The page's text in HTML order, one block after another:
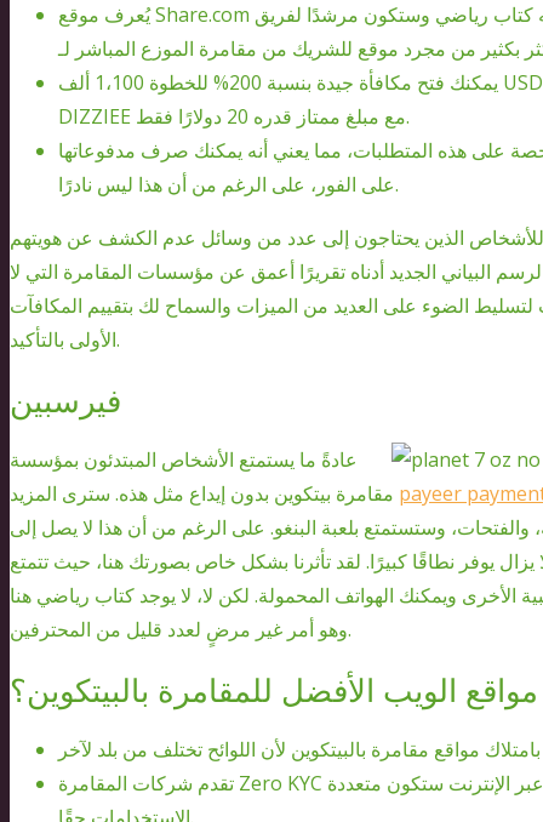
يُعرف موقع Share.com في الواقع بين المعجبين بالأنشطة على أنه كتاب رياضي وستكون مرشدًا لفريق Everton FC،
يمكنك فتح مكافأة جيدة بنسبة 200% للخطوة 1،100 ألف USDT, 200 دورة مجانية تمامًا باستخدام كلمة المرور
DIZZIEE مع مبلغ ممتاز قدره 20 دولارًا فقط.
على هذه المتطلبات، مما يعني أنه يمكنك صرف مدفوعاتها
على الفور، على الرغم من أن هذا ليس نادرًا.
للأشخاص الذين يحتاجون إلى عدد من وسائل عدم الكشف عن هويتهم
البياني الجديد أدناه تقريرًا أعمق عن مؤسسات المقامرة التي لا
لدينا في عام 2025. لقد خططت لتسليط الضوء على العديد من الميزات والسماح لك بتقييم المكافآت
الأولى بالتأكيد.
فيرسبين
عادةً ما يستمتع الأشخاص المبتدئون بمؤسسة
payeer
والفتحات، وستستمتع بلعبة البنغو. على الرغم من أن هذا لا يصل إلى
قوائم لديك، إلا أنه لا يزال يوفر نطاقًا كبيرًا. لقد تأثرنا بشكل خاص بصورتك هنا، حيث تتمتع
الأخرى ويمكنك الهواتف المحمولة. لكن لا، لا يوجد كتاب رياضي هنا
وهو أمر غير مرضٍ لعدد قليل من المحترفين.
الويب الأفضل للمقامرة بالبيتكوين؟
تقدم شركات المقامرة Zero KYC العديد من ألعاب العملات المشفرة، لكن ألعاب القمار عبر الإنترنت ستكون متعددة